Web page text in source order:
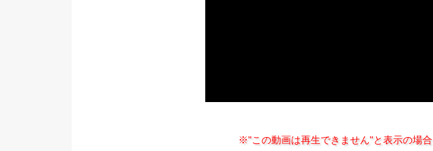
※"この動画は再生できません"と表示の場合